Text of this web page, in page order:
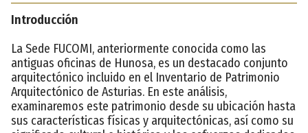
Introducción
La Sede FUCOMI, anteriormente conocida como las
antiguas oficinas de Hunosa, es un destacado conjunto
arquitectónico incluido en el Inventario de Patrimonio
Arquitectónico de Asturias. En este análisis,
examinaremos este patrimonio desde su ubicación hasta
sus características físicas y arquitectónicas, así como su